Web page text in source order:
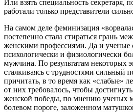
Или взять специальность секретаря,
работали только представители
На самом деле феминизация
постепенно стала стираться грань
женскими профессиями. Да и ученые
психологически и физиологически
мужчина. По результатам некоторых
сталкиваясь с трудностями сильный
причитать, в то время как «слабые»
от них требовалось, чтобы
женской победы, по мнению ученых
болевом пороге, заложенном